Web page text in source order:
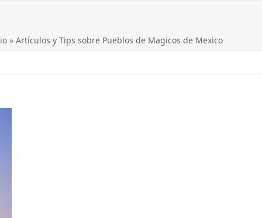
» Artículos y Tips sobre Pueblos de Magicos de Mexico